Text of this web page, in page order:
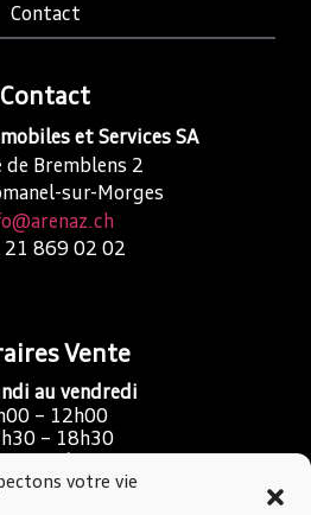
votre vie
Contact
Contact
et Services SA
de Bremblens 2
sur-Morges
21 869 02 02
Vente
au vendredi
– 12h00
– 18h30
– 16h00